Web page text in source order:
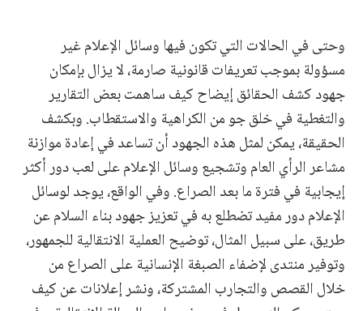
وحتى في الحالات التي تكون فيها وسائل الإعلام غير
مسؤولة بموجب تعريفات قانونية صارمة، لا يزال بإمكان
جهود كشف الحقائق إيضاح كيف ساهمت بعض التقارير
والتغطية في خلق جو من الكراهية والاستقطاب. وبكشف
الحقيقة، يمكن لمثل هذه الجهود أن تساعد في إعادة موازنة
مشاعر الرأي العام وتشجيع وسائل الإعلام على لعب دور أكثر
إيجابية في فترة ما بعد الصراع. وفي الواقع، يوجد لوسائل
الإعلام دور مفيد تضطلع به في تعزيز جهود بناء السلام عن
طريق، على سبيل المثال، توضيح العملية الانتقالية للجمهور،
وتوفير منتدى لإضفاء الصبغة الإنسانية على الصراع من
خلال القصص والتجارب المشتركة، ونشر إعلانات عن كيف